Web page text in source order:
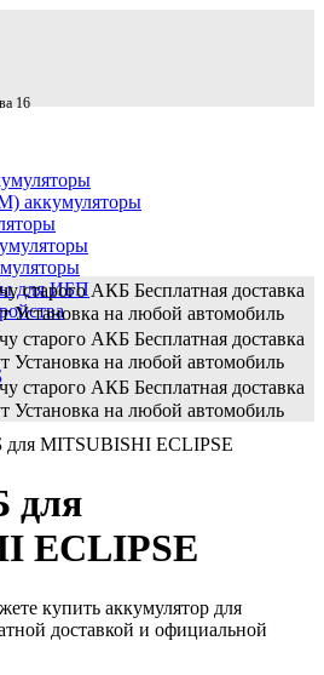
16
аккумуляторы
для ИБП
старого АКБ Бесплатная доставка
Установка на любой автомобиль
старого АКБ Бесплатная доставка
Установка на любой автомобиль
старого АКБ Бесплатная доставка
Установка на любой автомобиль
MITSUBISHI ECLIPSE
для
ECLIPSE
купить аккумулятор для
доставкой и официальной